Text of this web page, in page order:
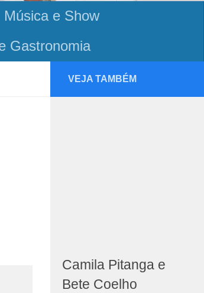
Música e Show
Gastronomia
VEJA TAMBÉM
Camila Pitanga e
Bete Coelho